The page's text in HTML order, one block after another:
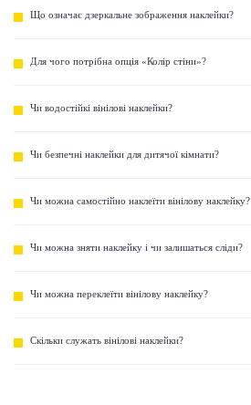
Що означає дзеркальне зображення наклейки?
Для чого потрібна опція «Колір стіни»?
Чи водостійкі вінілові наклейки?
Чи безпечні наклейки для дитячої кімнати?
Чи можна самостійно наклеїти вінілову наклейку?
Чи можна зняти наклейку і чи залишаться сліди?
Чи можна переклеїти вінілову наклейку?
Скільки служать вінілові наклейки?